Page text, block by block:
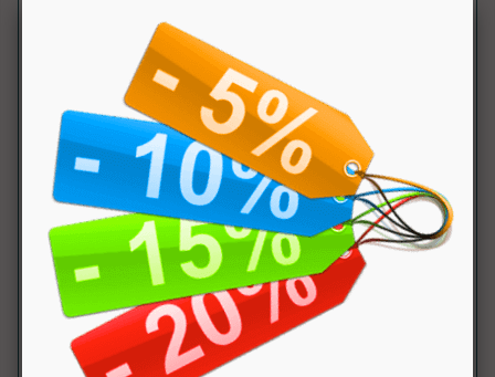
Caratteristiche:
DNA è il nome della linea di prodotti che meglio
incarna l’anima del brand Leone 1947. In questo
pantaloncino in satin si può apprezzare il
dettaglio dei loghi dorati. Perfetto per salire sul
ring. Discipline: Kick boxing, muay thai. Genere:
Unisex. Materiale: Poliestere.